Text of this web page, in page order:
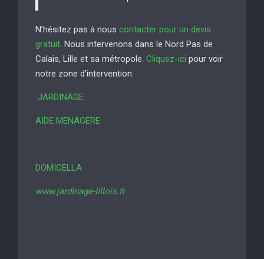
N’hésitez pas à nous contacter pour un devis
gratuit. Nous intervenons dans le Nord Pas de
Calais, Lille et sa métropole. Cliquez-ici pour voir
notre zone d’intervention.
JARDINAGE
AIDE MENAGERE
DOMICELLA
www.jardinage-lillois.fr